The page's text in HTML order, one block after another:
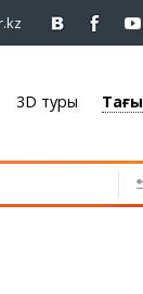
3D туры Тағы